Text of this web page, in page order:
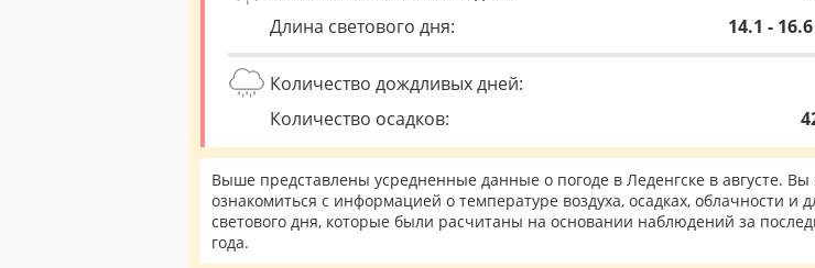
Длина светового дня:
14.1 -
Количество дождливых дней:
Количество осадков:
Выше представлены усредненные данные о погоде в Леденгске в августе. Вы
ознакомиться с информацией о температуре воздуха, осадках, облачности и
светового дня, которые были расчитаны на основании наблюдений за
года.